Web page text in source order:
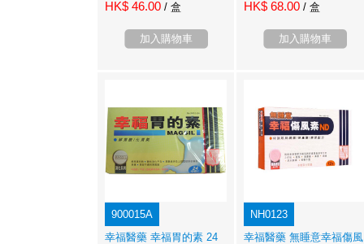
HK$ 46.00 / 盒
加入購物車
HK$ 68.00 / 盒
加入購物車
900015A
幸福醫藥 幸福胃的素 24
NH0123
幸福醫藥 無睡意幸福傷風